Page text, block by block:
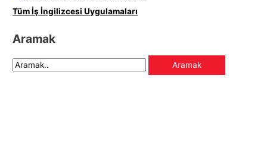
Tüm İş İngilizcesi Uygulamaları
Aramak